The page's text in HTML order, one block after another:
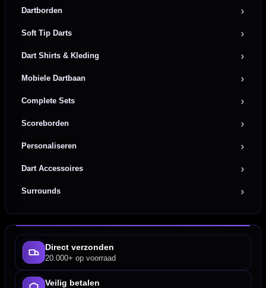
Dartborden
Soft Tip Darts
Dart Shirts & Kleding
Mobiele Dartbaan
Complete Sets
Scoreborden
Personaliseren
Dart Accessoires
Surrounds
Direct verzonden
20.000+ op voorraad
Veilig betalen